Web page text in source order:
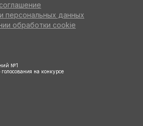
персональных данных
обработки cookie
№1
на конкурсе